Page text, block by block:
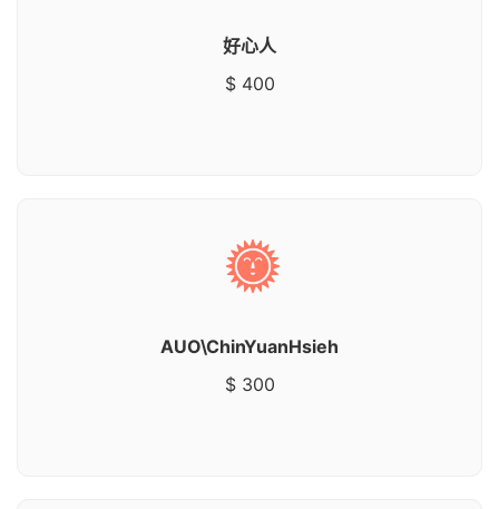
好心人
$ 400
AUO\ChinYuanHsieh
$ 300